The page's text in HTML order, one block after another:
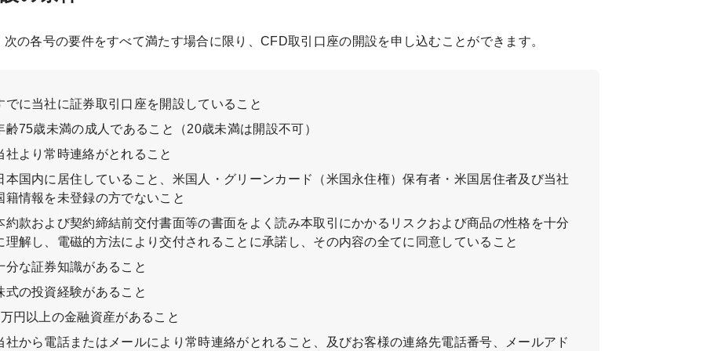
次の各号の要件をすべて満たす場合に限り、CFD取引口座の開設を申し込むことができます。
でに当社に証券取引口座を開設していること
齢75歳未満の成人であること（20歳未満は開設不可）
社より常時連絡がとれること
本国内に居住していること、米国人・グリーンカード（米国永住権）保有者・米国居住者及び当社
籍情報を未登録の方でないこと
約款および契約締結前交付書面等の書面をよく読み本取引にかかるリスクおよび商品の性格を十分
理解し、電磁的方法により交付されることに承諾し、その内容の全てに同意していること
分な証券知識があること
式の投資経験があること
円以上の金融資産があること
社から電話またはメールにより常時連絡がとれること、及びお客様の連絡先電話番号、メールアド